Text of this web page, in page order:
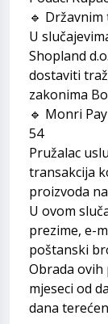
🔹
U
Shopland
dostaviti
zakonima
🔹 Monri
54
Pružalac
transakcija
proizvoda
U ovom
prezime, e-
poštanski
Obrada ovih
mjeseci od
dana